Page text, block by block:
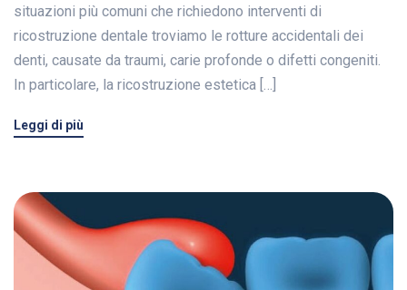
situazioni più comuni che richiedono interventi di
ricostruzione dentale troviamo le rotture accidentali dei
denti, causate da traumi, carie profonde o difetti congeniti.
In particolare, la ricostruzione estetica […]
Leggi di più